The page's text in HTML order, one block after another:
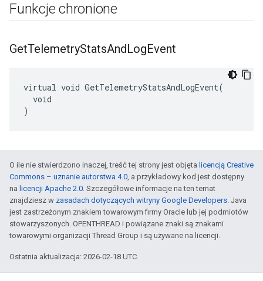
Funkcje chronione
GetTelemetryStatsAndLogEvent
virtual void GetTelemetryStatsAndLogEvent(
  void
)
O ile nie stwierdzono inaczej, treść tej strony jest objęta licencją Creative
Commons – uznanie autorstwa 4.0, a przykładowy kod jest dostępny
na licencji Apache 2.0. Szczegółowe informacje na ten temat
znajdziesz w zasadach dotyczących witryny Google Developers. Java
jest zastrzeżonym znakiem towarowym firmy Oracle lub jej podmiotów
stowarzyszonych. OPENTHREAD i powiązane znaki są znakami
towarowymi organizacji Thread Group i są używane na licencji.
Ostatnia aktualizacja: 2026-02-18 UTC.